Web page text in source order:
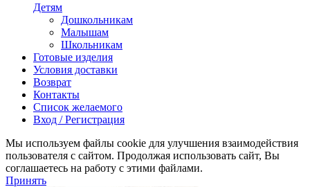
Детям
Дошкольникам
Малышам
Школьникам
Готовые изделия
Условия доставки
Возврат
Контакты
Список желаемого
Вход / Регистрация
Мы используем файлы cookie для улучшения взаимодействия
пользователя с сайтом. Продолжая использовать сайт, Вы
соглашаетесь на работу с этими файлами.
Принять